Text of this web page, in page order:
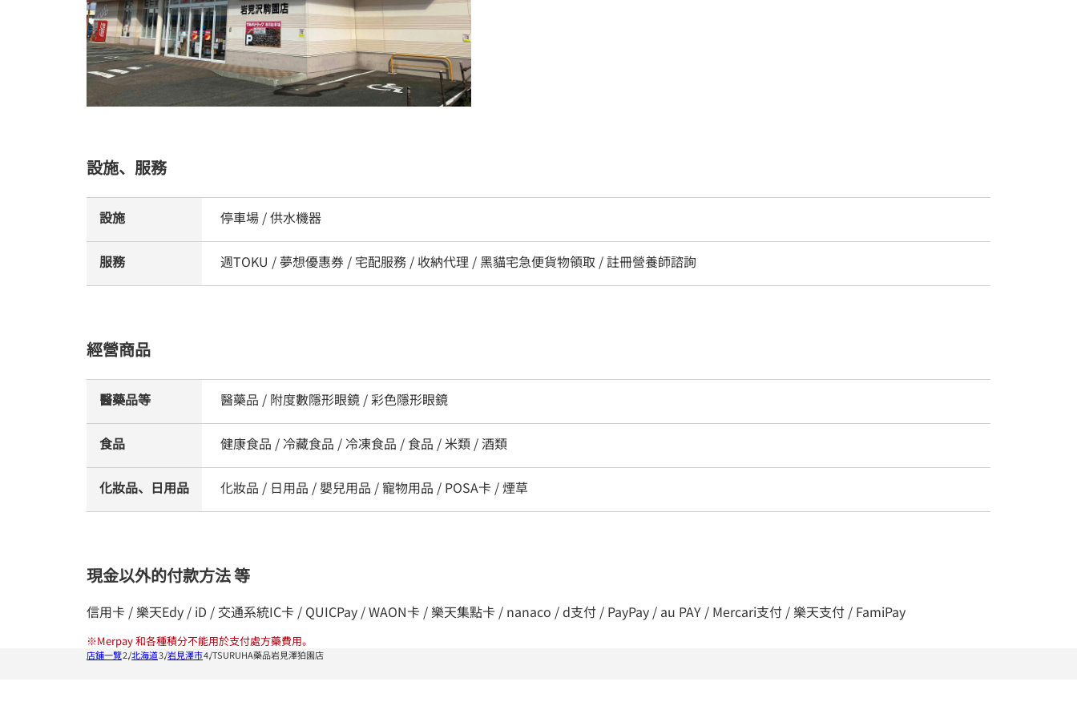
設施、服務
設施 停車場 / 供水機器
服務 週TOKU / 夢想優惠券 / 宅配服務 / 收納代理 / 黑貓宅急便貨物領取 / 註冊營養師諮詢
經營商品
醫藥品等 醫藥品 / 附度數隱形眼鏡 / 彩色隱形眼鏡
食品 健康食品 / 冷藏食品 / 冷凍食品 / 食品 / 米類 / 酒類
化妝品、日用品 化妝品 / 日用品 / 嬰兒用品 / 寵物用品 / POSA卡 / 煙草
現金以外的付款方法 等
信用卡 / 樂天Edy / iD / 交通系統IC卡 / QUICPay / WAON卡 / 樂天集點卡 / nanaco / d支付 / PayPay / au PAY / Mercari支付 / 樂天支付 / FamiPay
※Merpay 和各種積分不能用於支付處方藥費用。
店鋪一覽 北海道 岩見澤市 TSURUHA藥品岩見澤狛園店